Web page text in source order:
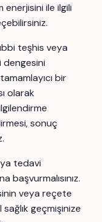
enerjisini ile ilgili
teşhis veya
bir
olarak
sonuç
tedavi
başvurmalısınız.
veya reçete
geçmişinize